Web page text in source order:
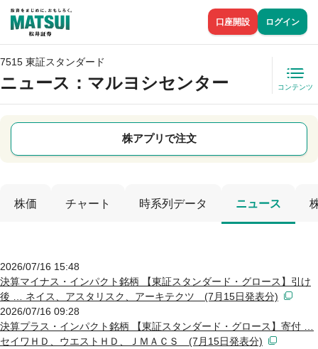
口座開設 ログイン
7515 東証スタンダード
ニュース ：マルヨシセンター コンテンツ
株アプリで注文
株価 チャート 時系列データ ニュース
2026/07/16 15:48
決算マイナス・インパクト銘柄 【東証スタンダード・グロース】引け
後 … ネイス、アスタリスク、アーキテクツ (7月15日発表分)
2026/07/16 09:28
決算プラス・インパクト銘柄 【東証スタンダード・グロース】寄付 …
セイワＨＤ、ウエストＨＤ、ＪＭＡＣＳ (7月15日発表分)